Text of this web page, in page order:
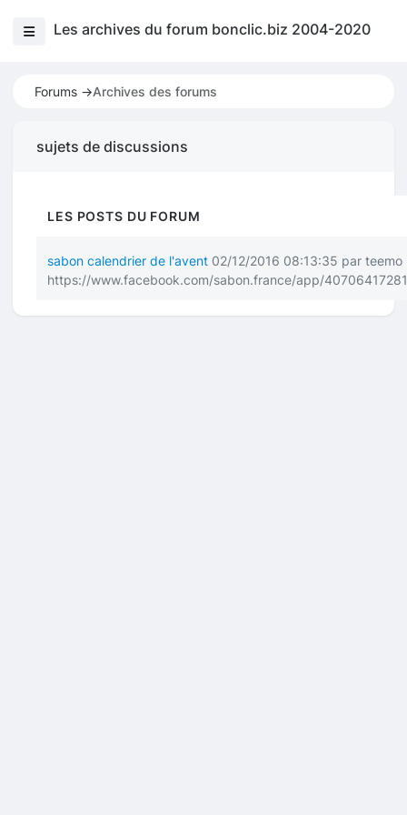
Les archives du forum bonclic.biz 2004-2020
Forums ->Archives des forums
sujets de discussions
LES POSTS DU FORUM
sabon calendrier de l'avent 02/12/2016 08:13:35 par teemo
https://www.facebook.com/sabon.france/app/